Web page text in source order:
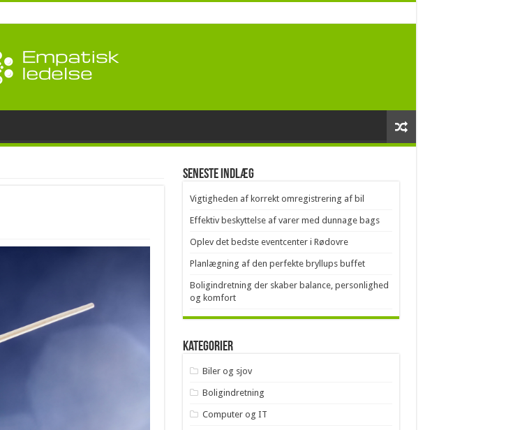
Seneste indlæg
Vigtigheden af korrekt omregistrering af bil
Effektiv beskyttelse af varer med dunnage bags
Oplev det bedste eventcenter i Rødovre
Planlægning af den perfekte bryllups buffet
Boligindretning der skaber balance, personlighed
og komfort
Kategorier
Biler og sjov
Boligindretning
Computer og IT